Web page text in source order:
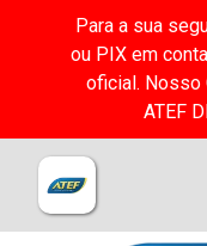
Para a sua
ou PIX em
oficial. Nosso
ATEF